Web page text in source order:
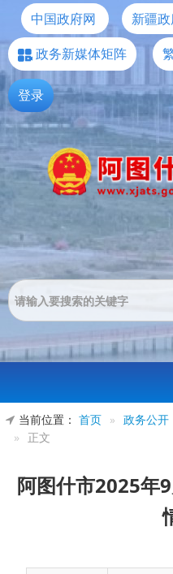
中国政府网 新疆
政务新媒体矩阵
登录
当前位置： 首页 » 政务公开
»
正文
阿图什市2025年